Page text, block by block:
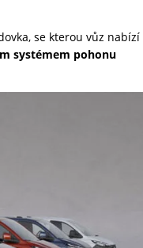
se kterou vůz nabízí
systémem pohonu